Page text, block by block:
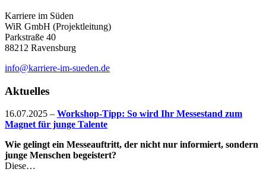
Karriere im Süden
WiR GmbH (Projektleitung)
Parkstraße 40
88212 Ravensburg
info@karriere-im-sueden.de
Aktuelles
16.07.2025 – Workshop-Tipp: So wird Ihr Messestand zum
Magnet für junge Talente
Wie gelingt ein Messeauftritt, der nicht nur informiert, sondern
junge Menschen begeistert?
Diese…